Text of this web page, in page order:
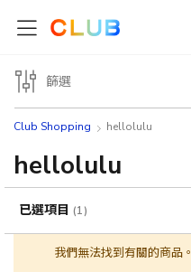
Club Shopping hellolulu
hellolulu
我們無法找到有關的商品。
篩選
已選項目